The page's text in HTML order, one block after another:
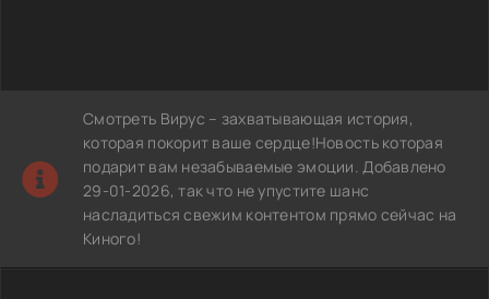
Смотреть Вирус – захватывающая история,
которая покорит ваше сердце!Новость которая
подарит вам незабываемые эмоции. Добавлено
29-01-2026, так что не упустите шанс
насладиться свежим контентом прямо сейчас на
Киного!